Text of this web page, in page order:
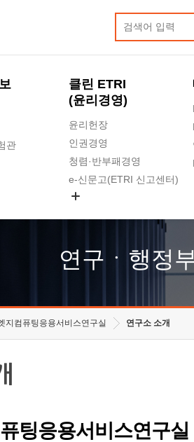
관
클린 ETRI
(윤리경영)
윤리헌장
인권경영
청렴·반부패경영
e-신문고(ETRI 신고센터)
고객의소리
수의계약 현황
연구ㆍ행정
지컴퓨팅응용서비스연구실 연구소 소개
팅응용서비스연구실